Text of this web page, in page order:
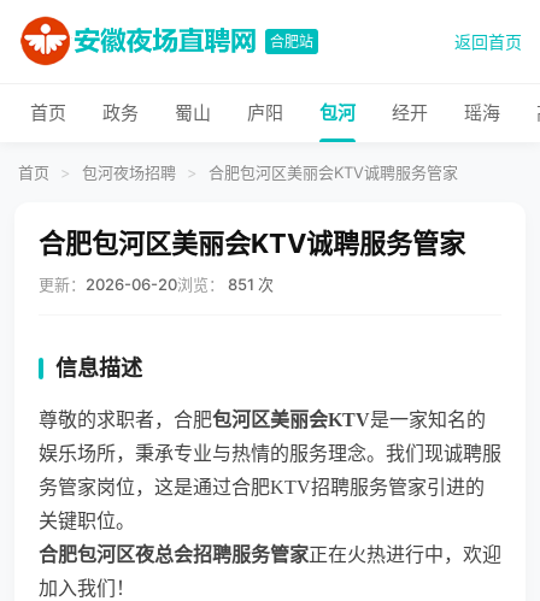
合肥站 返回首页
首页 政务 蜀山 庐阳 包河 经开 瑶海
首页 > 包河夜场招聘 > 合肥包河区美丽会KTV诚聘服务管家
合肥包河区美丽会KTV诚聘服务管家
更新： 2026-06-20浏览： 851 次
信息描述
尊敬的求职者，合肥包河区美丽会KTV是一家知名的
娱乐场所，秉承专业与热情的服务理念。我们现诚聘服
务管家岗位，这是通过合肥KTV招聘服务管家引进的
关键职位。
合肥包河区夜总会招聘服务管家正在火热进行中，欢迎
加入我们！